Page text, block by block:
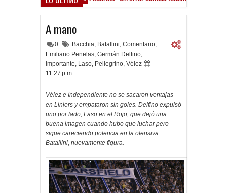
A mano
0 Bacchia, Batallini, Comentario,
Emiliano Penelas, Germán Delfino,
Importante, Laso, Pellegrino, Vélez
11:27 p.m.
Vélez e Independiente no se sacaron ventajas
en Liniers y empataron sin goles. Delfino expulsó
uno por lado, Laso en el Rojo, que dejó una
buena imagen cuando hubo que luchar pero
sigue careciendo potencia en la ofensiva.
Batallini, nuevamente figura.